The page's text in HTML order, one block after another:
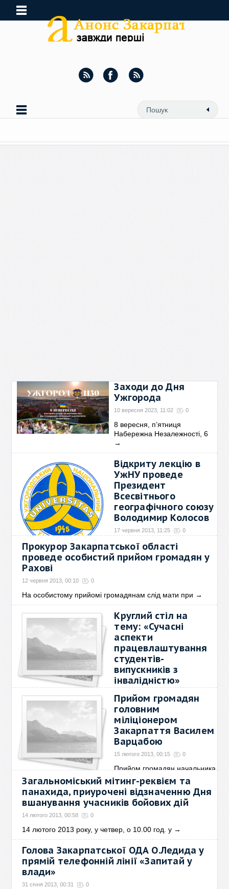
Заходи до Дня
Ужгорода
10 вересня 2023, 11:02 0
8 вересня, п’ятниця
Набережна Незалежності, 6
→
Відкриту лекцію в
УжНУ проведе
Президент
Всесвітнього
географічного союзу
Володимир Колосов
17 червня 2013, 11:25 0
У понеділок, 17 червня, о
14.00 в Інституті→
Прокурор Закарпатської області
проведе особистий прийом громадян у
Рахові
12 червня 2013, 00:10 0
На особистому прийомі громадянам слід мати при →
Круглий стіл на
тему: «Сучасні
аспекти
працевлаштування
студентів-
випускників з
інвалідністю»
29 травня 2013, 00:05
Мета Круглого столу -
надання інформації
Прийом громадян
головним
міліціонером
Закарпаття Василем
Варцабою
15 лютого 2013, 00:15 0
Прийом громадян начальника
УМВС України в→
Загальноміський мітинг-реквієм та
панахида, приурочені відзначенню Дня
вшанування учасників бойових дій
14 лютого 2013, 00:58 0
14 лютого 2013 року, у четвер, о 10.00 год. у →
Голова Закарпатської ОДА О.Ледида у
прямій телефонній лінії «Запитай у
влади»
31 січня 2013, 00:31 0